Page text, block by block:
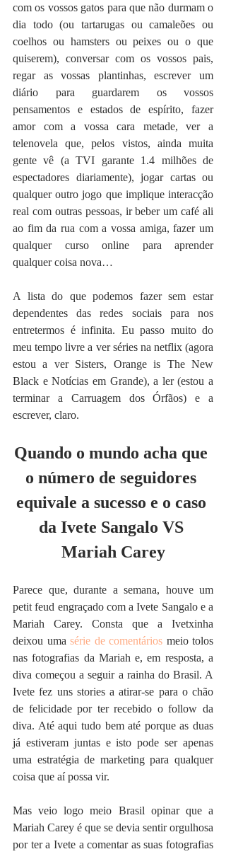
com os vossos gatos para que não durmam o
dia todo (ou tartarugas ou camaleões ou
coelhos ou hamsters ou peixes ou o que
quiserem), conversar com os vossos pais,
regar as vossas plantinhas, escrever um
diário para guardarem os vossos
pensamentos e estados de espírito, fazer
amor com a vossa cara metade, ver a
telenovela que, pelos vistos, ainda muita
gente vê (a TVI garante 1.4 milhões de
espectadores diariamente), jogar cartas ou
qualquer outro jogo que implique interacção
real com outras pessoas, ir beber um café ali
ao fim da rua com a vossa amiga, fazer um
qualquer curso online para aprender
qualquer coisa nova…
A lista do que podemos fazer sem estar
dependentes das redes sociais para nos
entretermos é infinita. Eu passo muito do
meu tempo livre a ver séries na netflix (agora
estou a ver Sisters, Orange is The New
Black e Notícias em Grande), a ler (estou a
terminar a Carruagem dos Órfãos) e a
escrever, claro.
Quando o mundo acha que
o número de seguidores
equivale a sucesso e o caso
da Ivete Sangalo VS
Mariah Carey
Parece que, durante a semana, houve um
petit feud engraçado com a Ivete Sangalo e a
Mariah Carey. Consta que a Ivetxinha
deixou uma série de comentários meio tolos
nas fotografias da Mariah e, em resposta, a
diva começou a seguir a rainha do Brasil. A
Ivete fez uns stories a atirar-se para o chão
de felicidade por ter recebido o follow da
diva. Até aqui tudo bem até porque as duas
já estiveram juntas e isto pode ser apenas
uma estratégia de marketing para qualquer
coisa que aí possa vir.
Mas veio logo meio Brasil opinar que a
Mariah Carey é que se devia sentir orgulhosa
por ter a Ivete a comentar as suas fotografias